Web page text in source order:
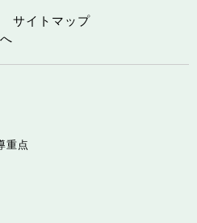
サイトマップ
重点